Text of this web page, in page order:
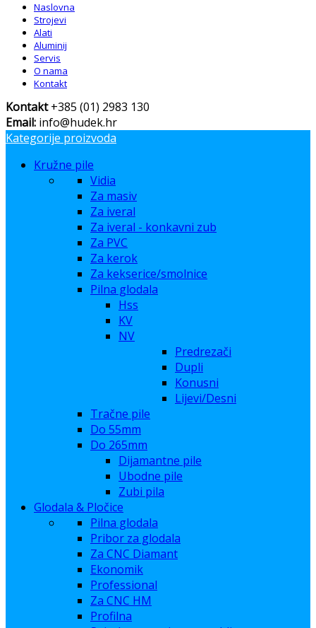
Naslovna
Strojevi
Alati
Aluminij
Servis
O nama
Kontakt
Kontakt+385 (01) 2983 130
Email: info@hudek.hr
Kategorije proizvoda
Kružne pile
Vidia
Za masiv
Za iveral
Za iveral - konkavni zub
Za PVC
Za kerok
Za kekserice/smolnice
Pilna glodala
Hss
KV
NV
Predrezači
Dupli
Konusni
Lijevi/Desni
Tračne pile
Do 55mm
Do 265mm
Dijamantne pile
Ubodne pile
Zubi pila
Glodala & Pločice
Pilna glodala
Pribor za glodala
Za CNC Diamant
Ekonomik
Professional
Za CNC HM
Profilna